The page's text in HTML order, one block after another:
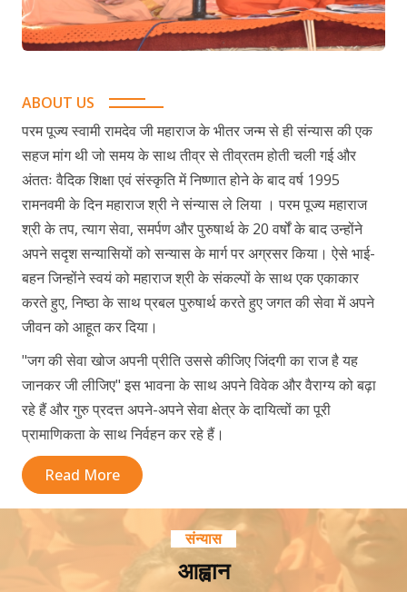
ABOUT US
परम पूज्य स्वामी रामदेव जी महाराज के भीतर जन्म से ही संन्यास की एक
सहज मांग थी जो समय के साथ तीव्र से तीव्रतम होती चली गई और
अंततः वैदिक शिक्षा एवं संस्कृति में निष्णात होने के बाद वर्ष 1995
रामनवमी के दिन महाराज श्री ने संन्यास ले लिया । परम पूज्य महाराज
श्री के तप, त्याग सेवा, समर्पण और पुरुषार्थ के 20 वर्षों के बाद उन्होंने
अपने सदृश सन्यासियों को सन्यास के मार्ग पर अग्रसर किया। ऐसे भाई-
बहन जिन्होंने स्वयं को महाराज श्री के संकल्पों के साथ एक एकाकार
करते हुए, निष्ठा के साथ प्रबल पुरुषार्थ करते हुए जगत की सेवा में अपने
जीवन को आहूत कर दिया।
"जग की सेवा खोज अपनी प्रीति उससे कीजिए जिंदगी का राज है यह
जानकर जी लीजिए" इस भावना के साथ अपने विवेक और वैराग्य को बढ़ा
रहे हैं और गुरु प्रदत्त अपने-अपने सेवा क्षेत्र के दायित्वों का पूरी
प्रामाणिकता के साथ निर्वहन कर रहे हैं।
Read More
संन्यास
आह्वान